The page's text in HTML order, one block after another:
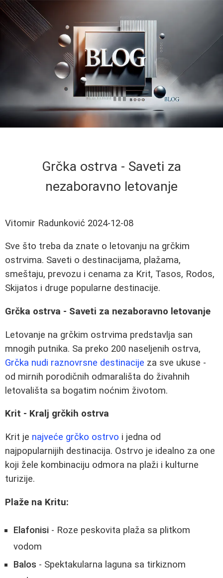
Grčka ostrva - Saveti za
nezaboravno letovanje
Vitomir Radunković 2024-12-08
Sve što treba da znate o letovanju na grčkim
ostrvima. Saveti o destinacijama, plažama,
smeštaju, prevozu i cenama za Krit, Tasos, Rodos,
Skijatos i druge popularne destinacije.
Grčka ostrva - Saveti za nezaboravno letovanje
Letovanje na grčkim ostrvima predstavlja san
mnogih putnika. Sa preko 200 naseljenih ostrva,
Grčka nudi raznovrsne destinacije za sve ukuse -
od mirnih porodičnih odmarališta do živahnih
letovališta sa bogatim noćnim životom.
Krit - Kralj grčkih ostrva
Krit je najveće grčko ostrvo i jedna od
najpopularnijih destinacija. Ostrvo je idealno za one
koji žele kombinaciju odmora na plaži i kulturne
turizije.
Plaže na Kritu:
Elafonisi - Roze peskovita plaža sa plitkom
vodom
Balos - Spektakularna laguna sa tirkiznom